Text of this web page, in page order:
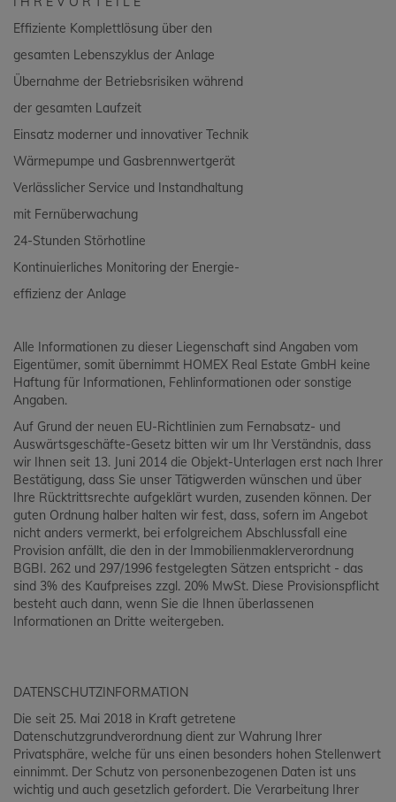
Effiziente Komplettlösung über den
gesamten Lebenszyklus der Anlage
Übernahme der Betriebsrisiken während
der gesamten Laufzeit
Einsatz moderner und innovativer Technik
Wärmepumpe und Gasbrennwertgerät
Verlässlicher Service und Instandhaltung
mit Fernüberwachung
24-Stunden Störhotline
Kontinuierliches Monitoring der Energie-
effizienz der Anlage
Alle Informationen zu dieser Liegenschaft sind Angaben vom
Eigentümer, somit übernimmt HOMEX Real Estate GmbH keine
Haftung für Informationen, Fehlinformationen oder sonstige
Angaben.
Auf Grund der neuen EU-Richtlinien zum Fernabsatz- und
Auswärtsgeschäfte-Gesetz bitten wir um Ihr Verständnis, dass
wir Ihnen seit 13. Juni 2014 die Objekt-Unterlagen erst nach Ihrer
Bestätigung, dass Sie unser Tätigwerden wünschen und über
Ihre Rücktrittsrechte aufgeklärt wurden, zusenden können. Der
guten Ordnung halber halten wir fest, dass, sofern im Angebot
nicht anders vermerkt, bei erfolgreichem Abschlussfall eine
Provision anfällt, die den in der Immobilienmaklerverordnung
BGBI. 262 und 297/1996 festgelegten Sätzen entspricht - das
sind 3% des Kaufpreises zzgl. 20% MwSt. Diese Provisionspflicht
besteht auch dann, wenn Sie die Ihnen überlassenen
Informationen an Dritte weitergeben.
DATENSCHUTZINFORMATION
Die seit 25. Mai 2018 in Kraft getretene
Datenschutzgrundverordnung dient zur Wahrung Ihrer
Privatsphäre, welche für uns einen besonders hohen Stellenwert
einnimmt. Der Schutz von personenbezogenen Daten ist uns
wichtig und auch gesetzlich gefordert. Die Verarbeitung Ihrer